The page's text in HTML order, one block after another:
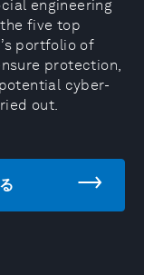
engineering
five top
portfolio of
protection,
cyber-
out.